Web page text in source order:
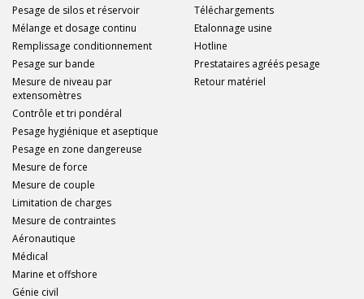
Pesage de silos et réservoir
Mélange et dosage continu
Remplissage conditionnement
Pesage sur bande
Mesure de niveau par
extensomètres
Contrôle et tri pondéral
Pesage hygiénique et aseptique
Pesage en zone dangereuse
Mesure de force
Mesure de couple
Limitation de charges
Mesure de contraintes
Aéronautique
Médical
Marine et offshore
Génie civil
Téléchargements
Etalonnage usine
Hotline
Prestataires agréés pesage
Retour matériel